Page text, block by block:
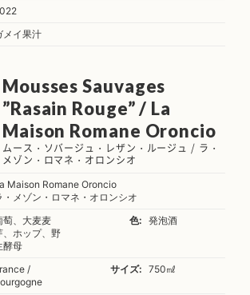
メイ果汁
Mousses Sauvages
”Rasain Rouge” / La
Maison Romane Oroncio
ムース・ソバージュ・レザン・ルージュ / ラ・
メゾン・ロマネ・オロンシオ
Maison Romane Oroncio
・メゾン・ロマネ・オロンシオ
萄、大麦麦
、ホップ、野
酵母
色: 発泡酒
/
サイズ: 750㎖